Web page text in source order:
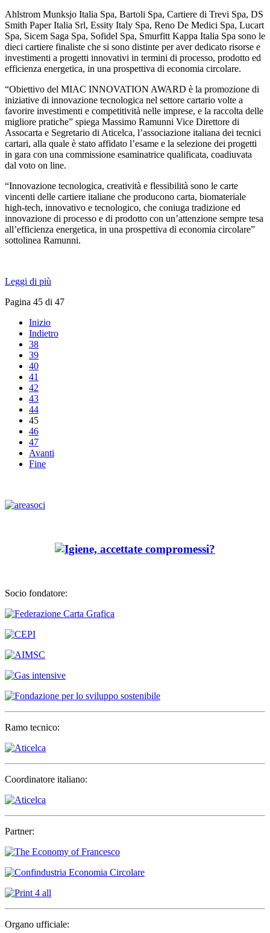
Ahlstrom Munksjo Italia Spa, Bartoli Spa, Cartiere di Trevi Spa, DS
Smith Paper Italia Srl, Essity Italy Spa, Reno De Medici Spa, Lucart
Spa, Sicem Saga Spa, Sofidel Spa, Smurfitt Kappa Italia Spa sono le
dieci cartiere finaliste che si sono distinte per aver dedicato risorse e
investimenti a progetti innovativi in termini di processo, prodotto ed
efficienza energetica, in una prospettiva di economia circolare.
“Obiettivo del MIAC INNOVATION AWARD è la promozione di
iniziative di innovazione tecnologica nel settore cartario volte a
favorire investimenti e competitività nelle imprese, e la raccolta delle
migliore pratiche” spiega Massimo Ramunni Vice Direttore di
Assocarta e Segretario di Aticelca, l’associazione italiana dei tecnici
cartari, alla quale è stato affidato l’esame e la selezione dei progetti
in gara con una commissione esaminatrice qualificata, coadiuvata
dal voto on line.
“Innovazione tecnologica, creatività e flessibilità sono le carte
vincenti delle cartiere italiane che producono carta, biomateriale
high-tech, innovativo e tecnologico, che coniuga tradizione ed
innovazione di processo e di prodotto con un’attenzione sempre tesa
all’efficienza energetica, in una prospettiva di economia circolare”
sottolinea Ramunni.
Leggi di più
Pagina 45 di 47
Inizio
Indietro
38
39
40
41
42
43
44
45
46
47
Avanti
Fine
Socio fondatore:
Ramo tecnico:
Coordinatore italiano:
Partner:
Organo ufficiale: